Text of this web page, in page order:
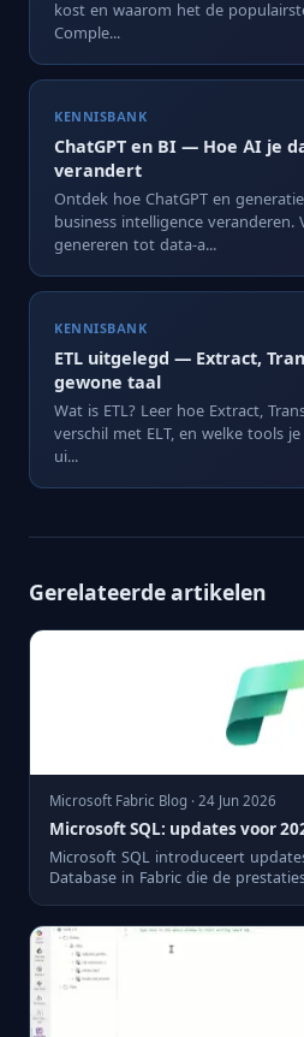
kost en waarom het de
Comple...
KENNISBANK
ChatGPT en BI — Hoe AI je
verandert
Ontdek hoe ChatGPT en
business intelligence veranderen.
genereren tot data-a...
KENNISBANK
ETL uitgelegd — Extract,
gewone taal
Wat is ETL? Leer hoe Extract,
verschil met ELT, en welke tools
ui...
Gerelateerde artikelen
Microsoft Fabric Blog · 24 Jun 2026
Microsoft SQL: updates voor
Microsoft SQL introduceert
Database in Fabric die de